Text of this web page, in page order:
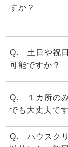
すか？
Q. 土日や祝
可能ですか？
Q. １カ所の
でも大丈夫で
Q. ハウスク